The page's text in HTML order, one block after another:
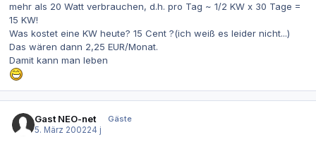
mehr als 20 Watt verbrauchen, d.h. pro Tag ~ 1/2 KW x 30 Tage =
15 KW!
Was kostet eine KW heute? 15 Cent ?(ich weiß es leider nicht...)
Das wären dann 2,25 EUR/Monat.
Damit kann man leben
Gast NEO-net
Gäste
5. März 200224 j